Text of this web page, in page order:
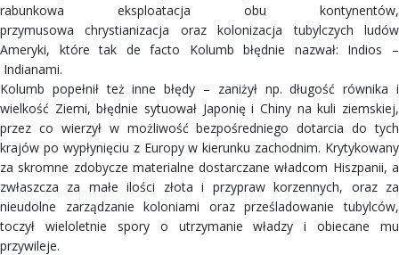
rabunkowa eksploatacja obu kontynentów,
przymusowa chrystianizacja oraz kolonizacja tubylczych ludów
Ameryki, które tak de facto Kolumb błędnie nazwał: Indios –
Indianami.
Kolumb popełnił też inne błędy – zaniżył np. długość równika i
wielkość Ziemi, błędnie sytuował Japonię i Chiny na kuli ziemskiej,
przez co wierzył w możliwość bezpośredniego dotarcia do tych
krajów po wypłynięciu z Europy w kierunku zachodnim. Krytykowany
za skromne zdobycze materialne dostarczane władcom Hiszpanii, a
zwłaszcza za małe ilości złota i przypraw korzennych, oraz za
nieudolne zarządzanie koloniami oraz prześladowanie tubylców,
toczył wieloletnie spory o utrzymanie władzy i obiecane mu
przywileje.